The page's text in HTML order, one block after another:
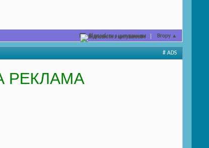
Відповісти з цитуванням Вгору ▲
# ADS
РЕКЛАМА